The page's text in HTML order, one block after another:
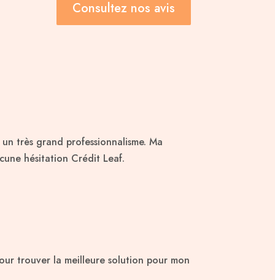
Consultez nos avis
très grand professionnalisme. Ma
hésitation Crédit Leaf.
trouver la meilleure solution pour mon